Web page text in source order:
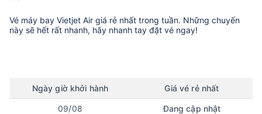
Vé máy bay Vietjet Air giá rẻ nhất trong tuần. Những chuyến
này sẽ hết rất nhanh, hãy nhanh tay đặt vé ngay!
Ngày giờ khởi hành Giá vé rẻ nhất
09/08 Đang cập nhật